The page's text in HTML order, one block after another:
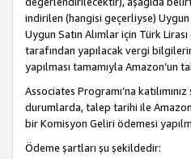
indirilen (hangisi geçerliyse)
Uygun Satın Alımlar için Türk
tarafından yapılacak vergi
yapılması tamamıyla Amazon’un
Associates Programı’na
durumlarda, talep tarihi ile
bir Komisyon Geliri ödemesi
Ödeme şartları şu şekildedir: